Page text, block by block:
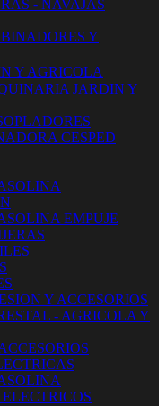
- NAVAJAS
Y
Y AGRICOLA
JARDIN Y
CESPED
EMPUJE
Y ACCESORIOS
- AGRICOLA Y